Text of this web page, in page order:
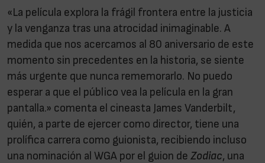
«La película explora la frágil frontera entre la justicia
y la venganza tras una atrocidad inimaginable. A
medida que nos acercamos al 80 aniversario de este
momento sin precedentes en la historia, se siente
más urgente que nunca rememorarlo. No puedo
esperar a que el público vea la película en la gran
pantalla.» comenta el cineasta James Vanderbilt,
quién, a parte de ejercer como director, tiene una
prolífica carrera como guionista, recibiendo incluso
una nominación al WGA por el guion de Zodiac, una